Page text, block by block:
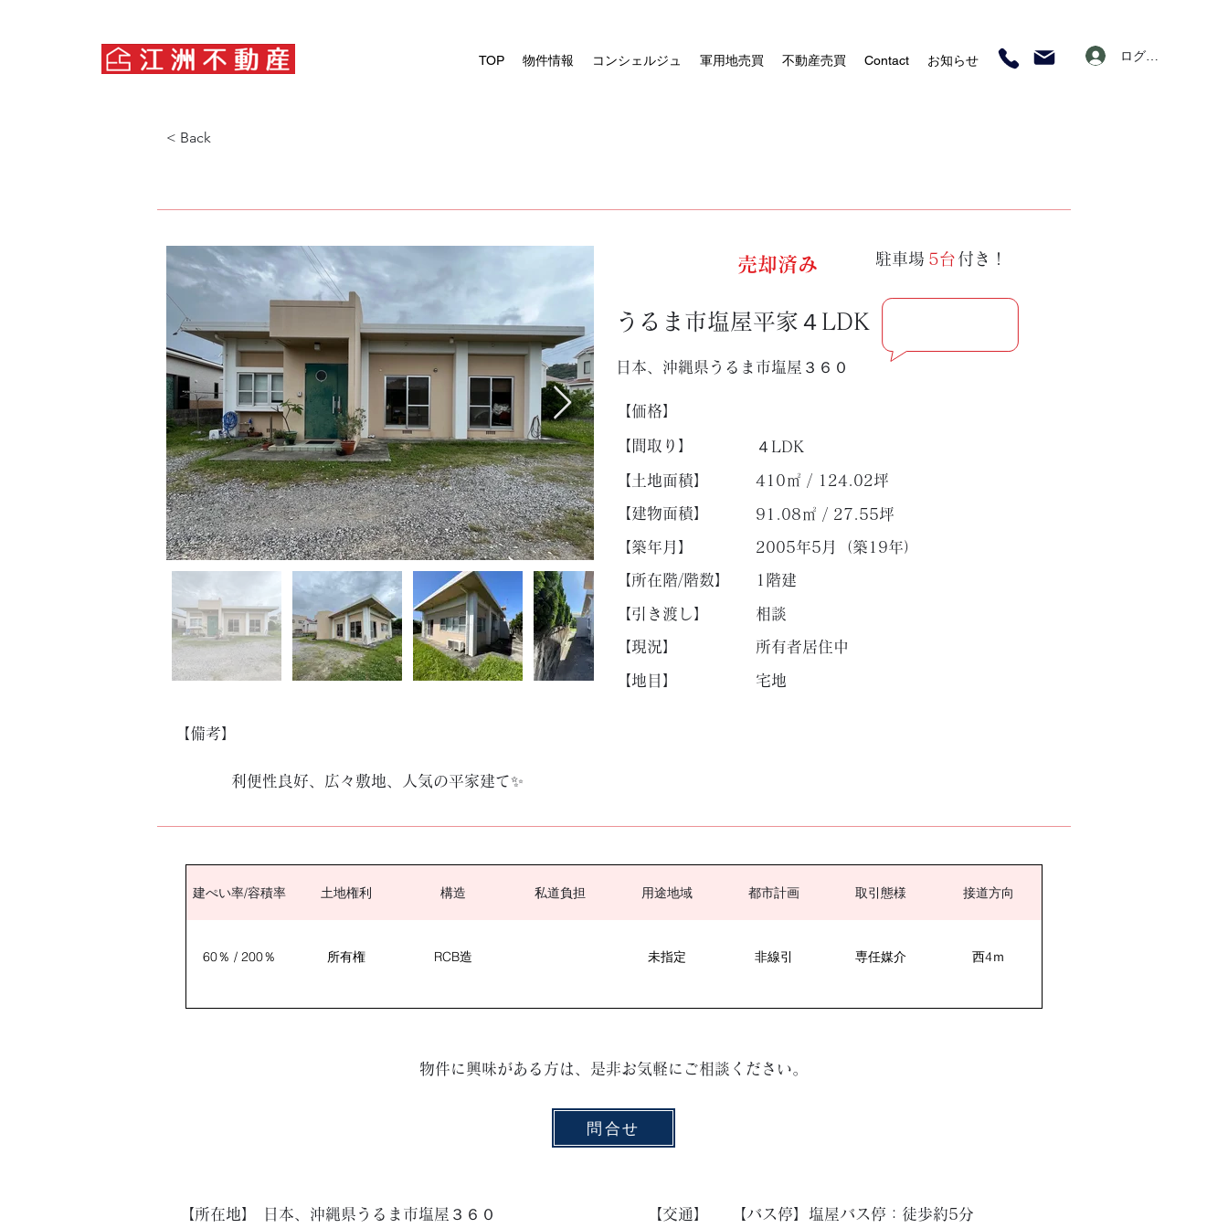
TOP 物件情報 コンシェルジュ 軍用地売買 不動産売買 Contact お知らせ ログイン
< Back
売却済み 5台
駐車場 付き！
うるま市塩屋平家４LDK
日本、沖縄県うるま市塩屋３６０
【​価格】
【​間取り】 ４LDK
【土地面積】
【建物面積】
【築年月】
【所在階/階数】
【引き渡し】
【現況】
【地目】
410㎡ / 124.02坪
91.08㎡ / 27.55坪
2005年5月（築19年）
1階建
相談
所有者居住中
宅地
【備考】
利便性良好、広々敷地、人気の平家建て✨️
建ぺい率/容積率 土地権利 構造 私道負担 用途地域 都市計画 取引態様 接道方向
60％ / 200％ 所有権 RCB造 未指定 非線引 専任媒介 西4ｍ
物件に興味がある方は、是非お気軽にご相談ください。
問合せ
日本、沖縄県うるま市塩屋３６０
【所在地】 【バス停】塩屋バス停：徒歩約5分
【​交通】